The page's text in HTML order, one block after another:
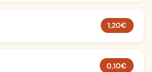
1,20€
0,10€